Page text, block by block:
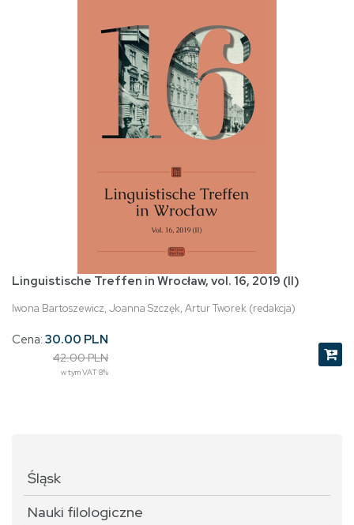
Linguistische Treffen in Wrocław, vol. 16, 2019 (II)
Iwona Bartoszewicz, Joanna Szczęk, Artur Tworek (redakcja)
Cena: 30.00 PLN
42.00 PLN
w tym VAT 8%
Śląsk
Nauki filologiczne